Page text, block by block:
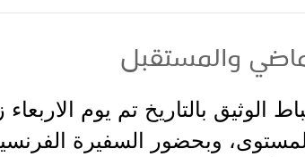
والمستقبل
الوثيق بالتاريخ تم يوم الاربعاء
وبحضور السفيرة